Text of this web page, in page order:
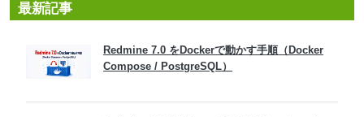
最新記事
Redmine 7.0 をDockerで動かす手順（Docker
Compose / PostgreSQL）